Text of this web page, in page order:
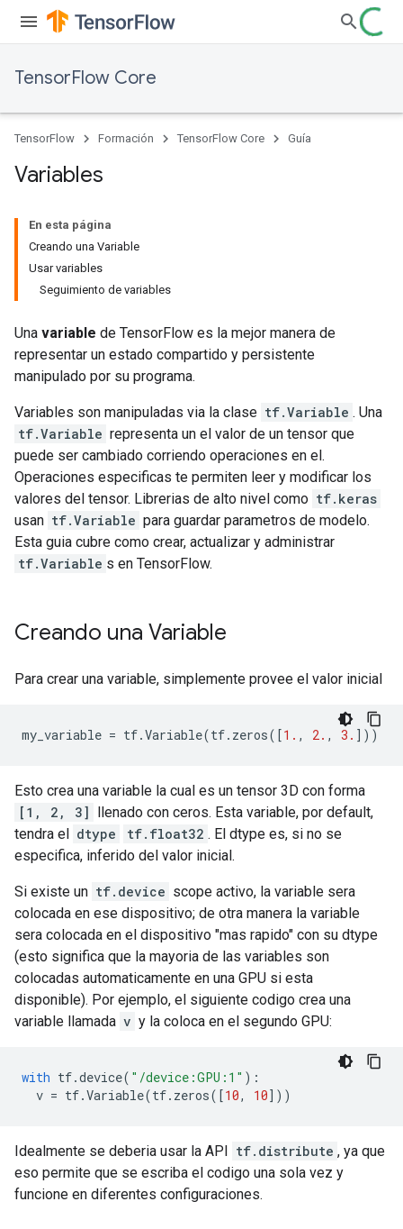
TensorFlow Core
TensorFlow Formación TensorFlow Core Guía
Variables
En esta página
Creando una Variable
Usar variables
Seguimiento de variables
Una variable de TensorFlow es la mejor manera de
representar un estado compartido y persistente
manipulado por su programa.
Variables son manipuladas via la clase tf.Variable . Una
tf.Variable representa un el valor de un tensor que
puede ser cambiado corriendo operaciones en el.
Operaciones especificas te permiten leer y modificar los
valores del tensor. Librerias de alto nivel como tf.keras
usan tf.Variable para guardar parametros de modelo.
Esta guia cubre como crear, actualizar y administrar
tf.Variable s en TensorFlow.
Creando una Variable
Para crear una variable, simplemente provee el valor inicial
my_variable = tf.Variable(tf. zeros([1. , 2. , 3. ]))
Esto crea una variable la cual es un tensor 3D con forma
[1, 2, 3] llenado con ceros. Esta variable, por default,
tendra el dtype tf.float32 . El dtype es, si no se
especifica, inferido del valor inicial.
Si existe un tf.device scope activo, la variable sera
colocada en ese dispositivo; de otra manera la variable
sera colocada en el dispositivo "mas rapido" con su dtype
(esto significa que la mayoria de las variables son
colocadas automaticamente en una GPU si esta
disponible). Por ejemplo, el siguiente codigo crea una
variable llamada v y la coloca en el segundo GPU:
with tf.device( "/device:GPU:1" ):
v = tf.Variable(tf. zeros([10, 10]))
Idealmente se deberia usar la API tf.distribute , ya que
eso permite que se escriba el codigo una sola vez y
funcione en diferentes configuraciones.